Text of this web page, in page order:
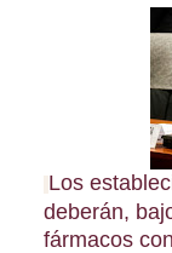
Los
deberán,
fármacos